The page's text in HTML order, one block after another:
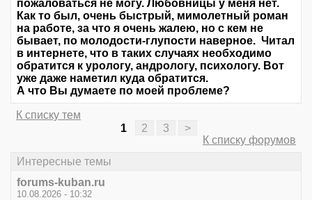
пожаловаться не могу. Любовницы у меня нет.
Как то был, очень быстрый, мимолетный роман
на работе, за что я очень жалею, но с кем не
бывает, по молодости-глупости наверное. Читал
в интернете, что в таких случаях необходимо
обратится к урологу, андрологу, психологу. Вот
уже даже наметил куда обратится.
А что Вы думаете по моей проблеме?
К списку тем
1
2 3
>
К списку форумов
Интересные темы
forums-kuban.ru
10.08.2026 - 10:32